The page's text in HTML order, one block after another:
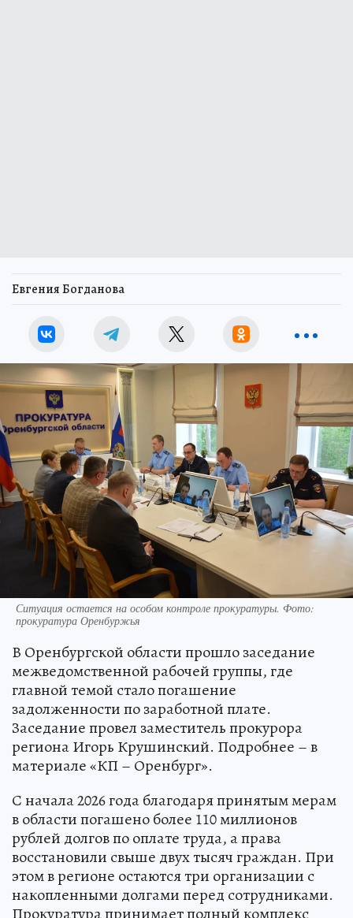
Евгения Богданова
Ситуация остается на особом контроле прокуратуры. Фото:
прокуратура Оренбуржья
В Оренбургской области прошло заседание
межведомственной рабочей группы, где
главной темой стало погашение
задолженности по заработной плате.
Заседание провел заместитель прокурора
региона Игорь Крушинский. Подробнее – в
материале «КП – Оренбург».
С начала 2026 года благодаря принятым мерам
в области погашено более 110 миллионов
рублей долгов по оплате труда, а права
восстановили свыше двух тысяч граждан. При
этом в регионе остаются три организации с
накопленными долгами перед сотрудниками.